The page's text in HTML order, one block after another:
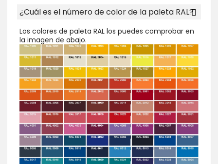
¿Cuál es el número de color de la paleta RAL?
Los colores de paleta RAL los puedes comprobar en
la imagen de abajo.